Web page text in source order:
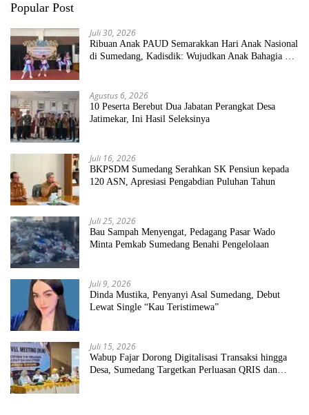
Popular Post
Juli 30, 2026
Ribuan Anak PAUD Semarakkan Hari Anak Nasional
di Sumedang, Kadisdik: Wujudkan Anak Bahagia dan
Agustus 6, 2026
10 Peserta Berebut Dua Jabatan Perangkat Desa
Jatimekar, Ini Hasil Seleksinya
Juli 16, 2026
BKPSDM Sumedang Serahkan SK Pensiun kepada
120 ASN, Apresiasi Pengabdian Puluhan Tahun
Juli 25, 2026
Bau Sampah Menyengat, Pedagang Pasar Wado
Minta Pemkab Sumedang Benahi Pengelolaan
Juli 9, 2026
Dinda Mustika, Penyanyi Asal Sumedang, Debut
Lewat Single “Kau Teristimewa”
Juli 15, 2026
Wabup Fajar Dorong Digitalisasi Transaksi hingga
Desa, Sumedang Targetkan Perluasan QRIS dan